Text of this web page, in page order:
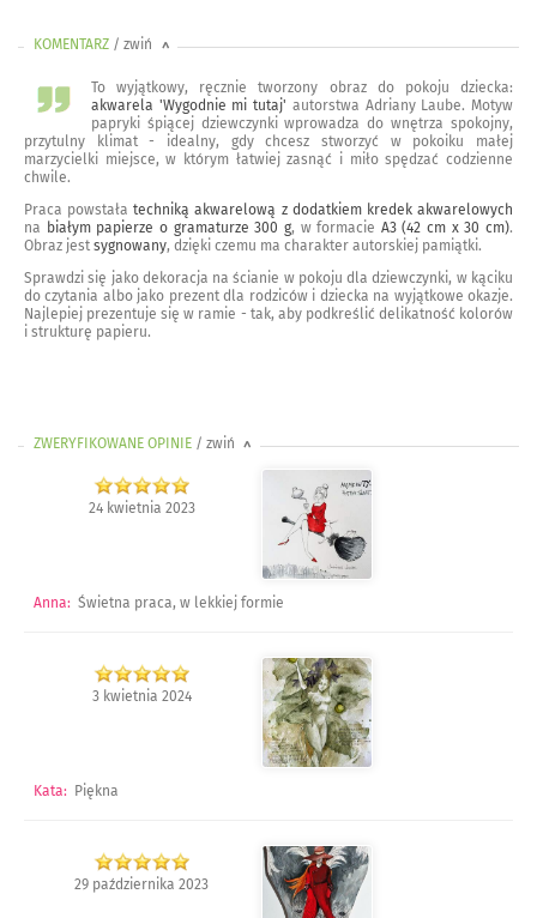
KOMENTARZ / zwiń <
To wyjątkowy, ręcznie tworzony obraz do pokoju dziecka:
akwarela 'Wygodnie mi tutaj' autorstwa Adriany Laube. Motyw
papryki śpiącej dziewczynki wprowadza do wnętrza spokojny,
przytulny klimat - idealny, gdy chcesz stworzyć w pokoiku małej
marzycielki miejsce, w którym łatwiej zasnąć i miło spędzać codzienne
chwile.
Praca powstałatechniką akwarelową z dodatkiem kredek akwarelowych
na białym papierze o gramaturze 300 g, w formacie A3 (42 cm x 30 cm).
Obraz jest sygnowany, dzięki czemu ma charakter autorskiej pamiątki.
Sprawdzi się jako dekoracja na ścianie w pokoju dla dziewczynki, w kąciku
do czytania albo jako prezent dla rodziców i dziecka na wyjątkowe okazje.
Najlepiej prezentuje się w ramie - tak, aby podkreślić delikatność kolorów
i strukturę papieru.
ZWERYFIKOWANE OPINIE / zwiń >
24 kwietnia 2023
Anna: Świetna praca, w lekkiej formie
3 kwietnia 2024
Kata: Piękna
29 października 2023